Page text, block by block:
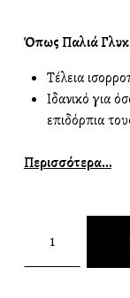
Όπως Παλιά
Τέλεια
Ιδανικό για
επιδόρπια
Περισσότερα…